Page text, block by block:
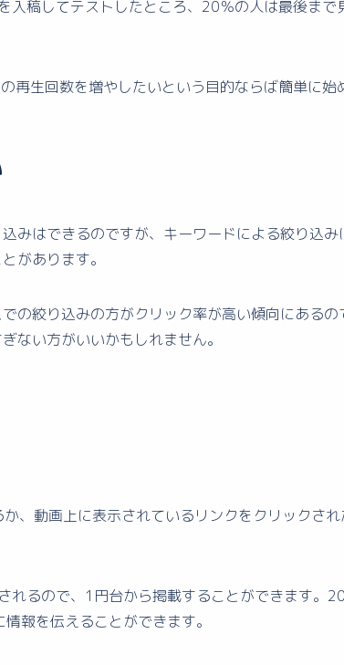
入稿してテストしたところ、20％の人は最後まで
再生回数を増やしたいという目的ならば簡単に始
みはできるのですが、キーワードによる絞り込
があります。
の絞り込みの方がクリック率が高い傾向にある
ない方がいいかもしれません。
、動画上に表示されているリンクをクリックさ
れるので、1円台から掲載することができます。
報を伝えることができます。